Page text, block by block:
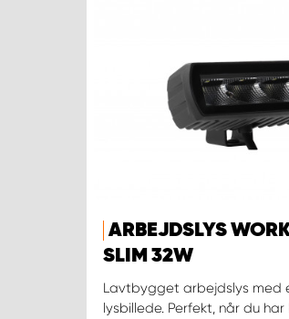
ARBEJDSLYS
SLIM 32W
Lavtbygget arbejdslys med
lysbillede. Perfekt, når du